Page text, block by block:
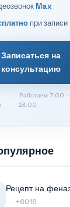
Max
при
Записаться на
консультацию
Работаем 7:00 –
23:00
Рецепт на
+6016